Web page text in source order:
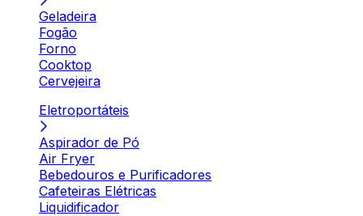
Geladeira
Fogão
Forno
Cooktop
Cervejeira
Eletroportáteis
Aspirador de Pó
Air Fryer
Bebedouros e Purificadores
Cafeteiras Elétricas
Liquidificador